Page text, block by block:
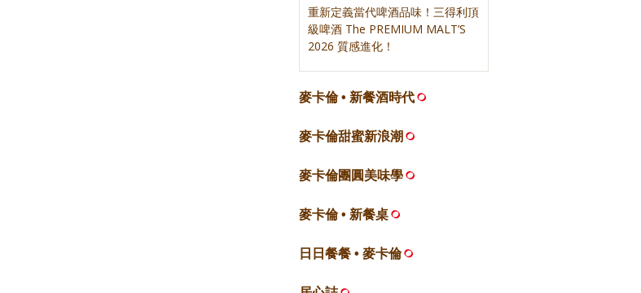
重新定義當代啤酒品味！三得利頂
級啤酒 The PREMIUM MALT’S
2026 質感進化！
麥卡倫 • 新餐酒時代
麥卡倫甜蜜新浪潮
麥卡倫團圓美味學
麥卡倫 • 新餐桌
日日餐餐 • 麥卡倫